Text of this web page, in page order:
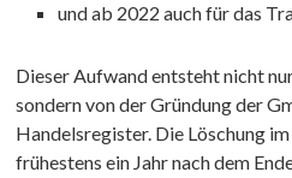
und ab 2022 auch für das
Dieser Aufwand entsteht nicht
sondern von der Gründung der
Handelsregister. Die Löschung
frühestens ein Jahr nach dem